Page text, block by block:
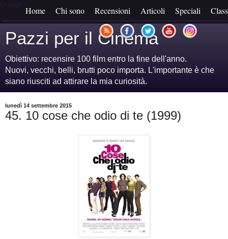
Google+
Home Chi sono Recensioni Articoli Speciali
Pazzi per il Cinema
Obiettivo: recensire 100 film entro la fine dell'anno.
Nuovi, vecchi, belli, brutti poco importa. L'importante è che
siano riusciti ad attirare la mia curiosità.
lunedì 14 settembre 2015
45. 10 cose che odio di te (1999)